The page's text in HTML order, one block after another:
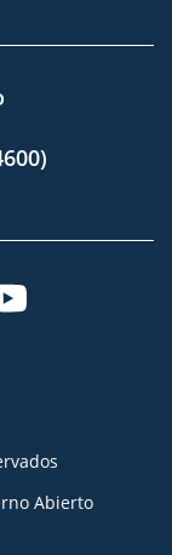
Abierto